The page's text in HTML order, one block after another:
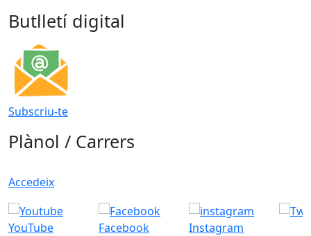
Butlletí digital
Subscriu-te
Plànol / Carrers
Accedeix
YouTube Facebook Instagram